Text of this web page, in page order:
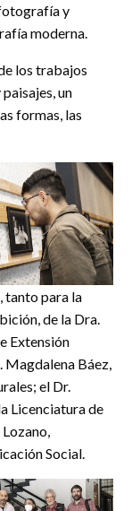
y
moderna.
los trabajos
un
formas, las
tanto para la
de la Dra.
Extensión
Magdalena Báez,
el Dr.
Licenciatura de
Social.